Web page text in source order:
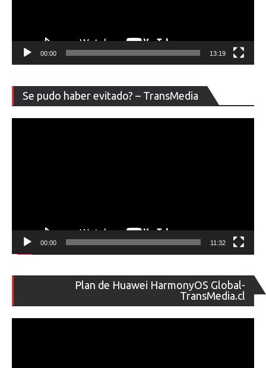
00:00 13:19
Se pudo haber evitado? – TransMedia
de
00:00 11:32
Plan de Huawei HarmonyOS Global-
TransMedia.cl
de